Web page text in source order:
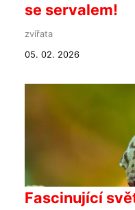
se servalem!
zvířata
05. 02. 2026
Fascinující